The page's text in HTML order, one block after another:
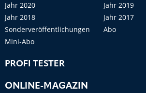
Jahr 2020
Jahr 2019
Jahr 2018
Jahr 2017
Sonderveröffentlichungen
Abo
Mini-Abo
PROFI TESTER
ONLINE-MAGAZIN